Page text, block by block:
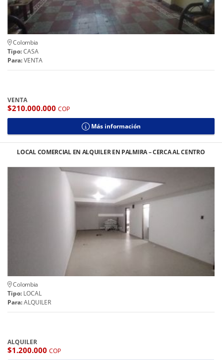
Colombia
Tipo:CASA
Para:VENTA
VENTA
$210.000.000 COP
Más información
LOCAL COMERCIAL EN ALQUILER EN PALMIRA – CERCA AL CENTRO
Colombia
Tipo: LOCAL
Para:ALQUILER
ALQUILER
$1.200.000 COP